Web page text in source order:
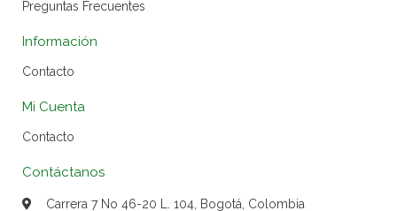
Preguntas Frecuentes
Información
Contacto
Mi Cuenta
Contacto
Contáctanos
Carrera 7 No 46-20 L. 104, Bogotá, Colombia